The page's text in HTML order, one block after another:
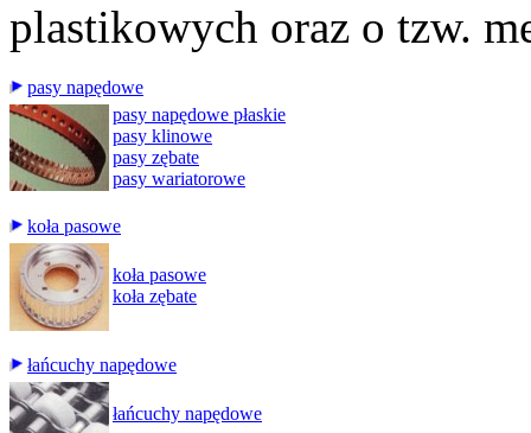
plastikowych oraz o tzw.
pasy napędowe
pasy napędowe płaskie
pasy klinowe
pasy zębate
pasy wariatorowe
koła pasowe
koła pasowe
koła zębate
łańcuchy napędowe
łańcuchy napędowe